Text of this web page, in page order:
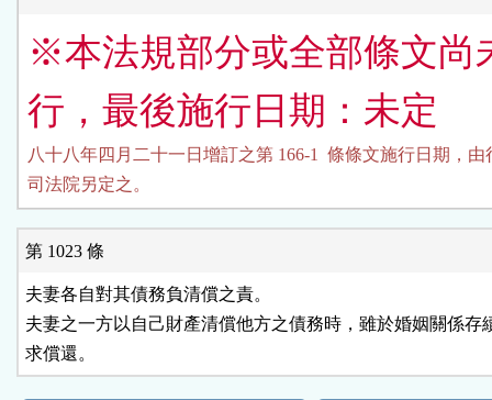
※本法規部分或全部條文尚
行，最後施行日期：未定
八十八年四月二十一日增訂之第 166-1  條條文施行日期，由
司法院另定之。
第 1023 條
夫妻各自對其債務負清償之責。
夫妻之一方以自己財產清償他方之債務時，雖於婚姻關係存
求償還。